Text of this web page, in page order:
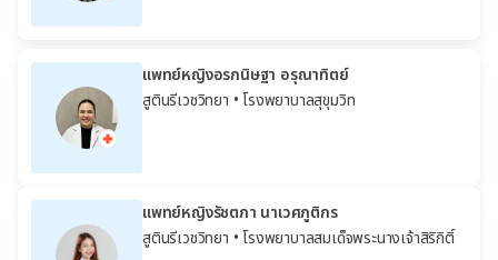
แพทย์หญิงอรกนิษฐา อรุณาทิตย์
สูตินรีเวชวิทยา • โรงพยาบาลสุขุมวิท
แพทย์หญิงรัชตภา นาเวศภูติกร
สูตินรีเวชวิทยา • โรงพยาบาลสมเด็จพระนางเจ้าสิริกิติ์